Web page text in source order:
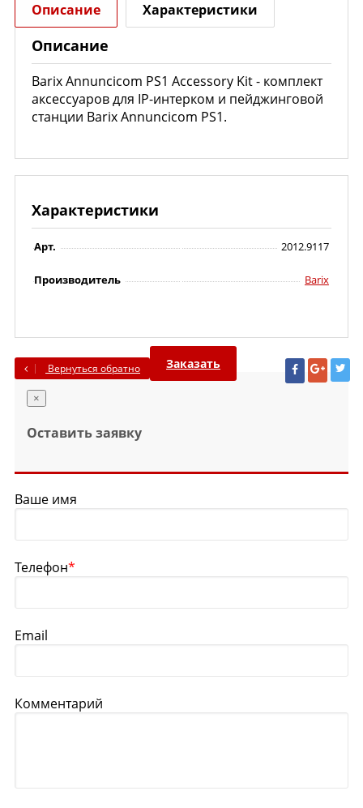
Описание Характеристики
Описание
Barix Annuncicom PS1 Accessory Kit - комплект
аксессуаров для IP-интерком и пейджинговой
станции Barix Annuncicom PS1.
Характеристики
Арт. 2012.9117
Производитель Barix
Вернуться обратно Заказать
×
Оставить заявку
Ваше имя
Телефон*
Email
Комментарий